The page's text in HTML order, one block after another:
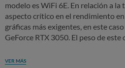
modelo es WiFi 6E. En relación a
aspecto crítico en el rendimiento
gráficas más exigentes, en este
GeForce RTX 3050. El peso de
VER MÁS